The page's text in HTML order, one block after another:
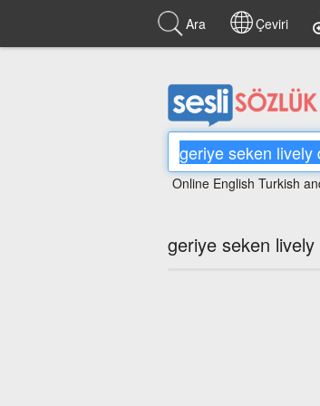
Ara Çeviri
Online English Turkish
geriye seken